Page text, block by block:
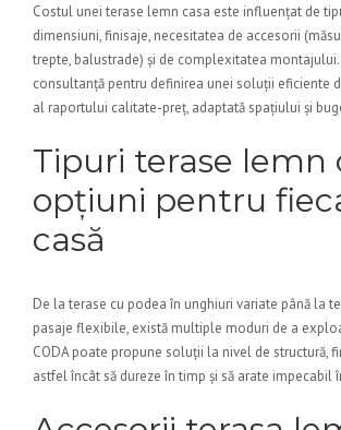
Costul unei terase lemn casa este influențat de
dimensiuni, finisaje, necesitatea de accesorii
trepte, balustrade) și de complexitatea montajului.
consultanță pentru definirea unei soluții eficiente
al raportului calitate-preț, adaptată spațiului și
Tipuri terase lemn
opțiuni pentru
casă
De la terase cu podea în unghiuri variate până la
pasaje flexibile, există multiple moduri de a
CODA poate propune soluții la nivel de structură,
astfel încât să dureze în timp și să arate impecabil